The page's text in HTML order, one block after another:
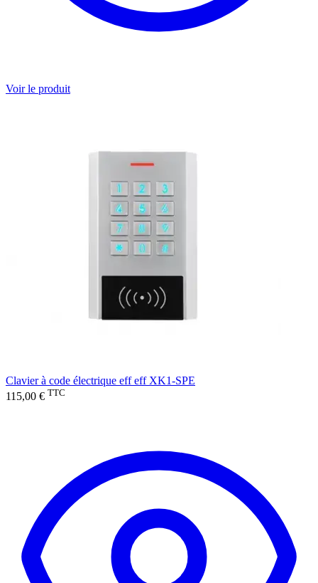
Voir le produit
Clavier à code électrique eff eff XK1-SPE
115,00 € TTC